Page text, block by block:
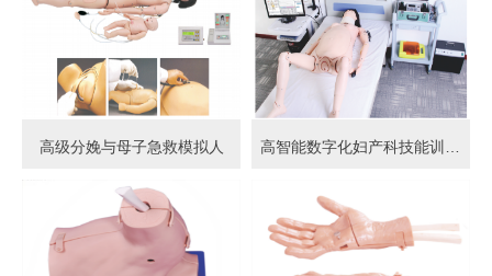
高级分娩与母子急救模拟人